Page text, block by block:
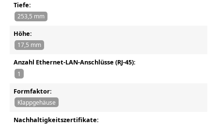
Tiefe:
253,5 mm
Höhe:
17,5 mm
Anzahl Ethernet-LAN-Anschlüsse (RJ-45):
1
Formfaktor:
Klappgehäuse
Nachhaltigkeitszertifikate: